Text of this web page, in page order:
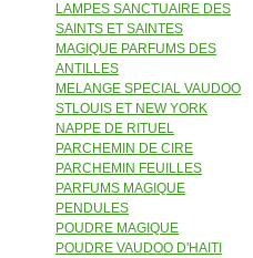
LAMPES SANCTUAIRE DES
SAINTS ET SAINTES
MAGIQUE PARFUMS DES
ANTILLES
MELANGE SPECIAL VAUDOO
STLOUIS ET NEW YORK
NAPPE DE RITUEL
PARCHEMIN DE CIRE
PARCHEMIN FEUILLES
PARFUMS MAGIQUE
PENDULES
POUDRE MAGIQUE
POUDRE VAUDOO D'HAITI